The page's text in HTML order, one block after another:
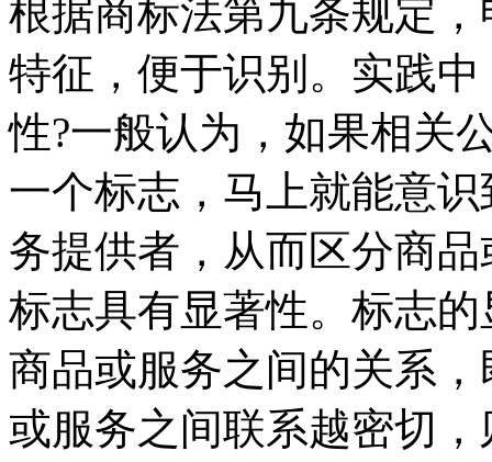
根据商标法第九条规定
特征，便于识别。实践
性?一般认为，如果相关
一个标志，马上就能意
务提供者，从而区分商
标志具有显著性。标志
商品或服务之间的关系
或服务之间联系越密切